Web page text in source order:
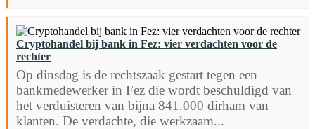
Cryptohandel bij bank in Fez: vier verdachten voor de
rechter
Op dinsdag is de rechtszaak gestart tegen een
bankmedewerker in Fez die wordt beschuldigd van
het verduisteren van bijna 841.000 dirham van
klanten. De verdachte, die werkzaam...